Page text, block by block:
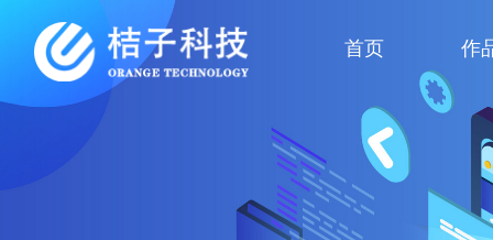
首页 作